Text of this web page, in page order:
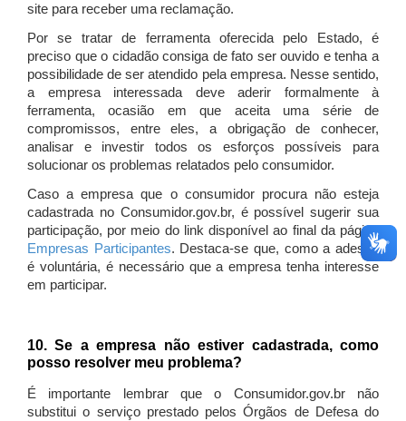
site para receber uma reclamação.
Por se tratar de ferramenta oferecida pelo Estado, é
preciso que o cidadão consiga de fato ser ouvido e tenha a
possibilidade de ser atendido pela empresa. Nesse sentido,
a empresa interessada deve aderir formalmente à
ferramenta, ocasião em que aceita uma série de
compromissos, entre eles, a obrigação de conhecer,
analisar e investir todos os esforços possíveis para
solucionar os problemas relatados pelo consumidor.
Caso a empresa que o consumidor procura não esteja
cadastrada no Consumidor.gov.br, é possível sugerir sua
participação, por meio do link disponível ao final da página
Empresas Participantes. Destaca-se que, como a adesão
é voluntária, é necessário que a empresa tenha interesse
em participar.
10. Se a empresa não estiver cadastrada, como
posso resolver meu problema?
É importante lembrar que o Consumidor.gov.br não
substitui o serviço prestado pelos Órgãos de Defesa do